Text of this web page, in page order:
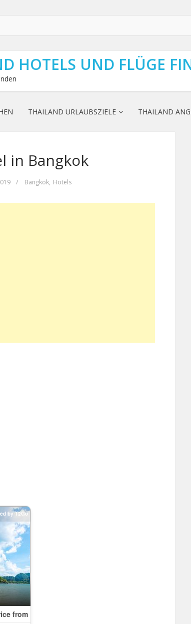
HOTELS UND FLÜGE
THAILAND URLAUBSZIELE THAILAND
in Bangkok
/ Bangkok, Hotels